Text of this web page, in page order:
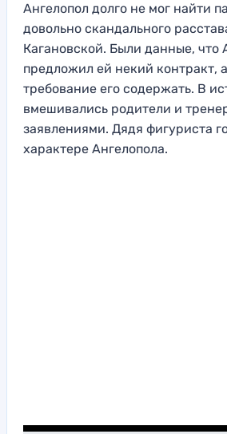
Ангелопол долго не мог найти
довольно скандального
Кагановской. Были данные, что
предложил ей некий контракт,
требование его содержать. В
вмешивались родители и
заявлениями. Дядя фигуриста
характере Ангелопола.